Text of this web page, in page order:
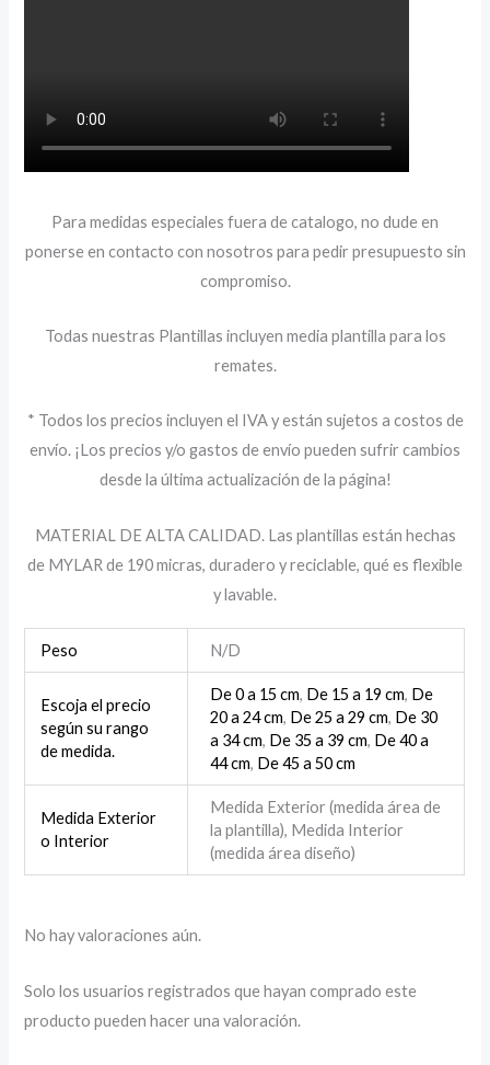
Para medidas especiales fuera de catalogo, no dude en
ponerse en contacto con nosotros para pedir presupuesto sin
compromiso.
Todas nuestras Plantillas incluyen media plantilla para los
remates.
* Todos los precios incluyen el IVA y están sujetos a costos de
envío. ¡Los precios y/o gastos de envío pueden sufrir cambios
desde la última actualización de la página!
MATERIAL DE ALTA CALIDAD. Las plantillas están hechas
de MYLAR de 190 micras, duradero y reciclable, qué es flexible
y lavable.
Peso N/D
Escoja el precio
según su rango
de medida.
De 0 a 15 cm, De 15 a 19 cm, De
20 a 24 cm, De 25 a 29 cm, De 30
a 34 cm, De 35 a 39 cm, De 40 a
44 cm, De 45 a 50 cm
Medida Exterior
o Interior
Medida Exterior (medida área de
la plantilla), Medida Interior
(medida área diseño)
No hay valoraciones aún.
Solo los usuarios registrados que hayan comprado este
producto pueden hacer una valoración.